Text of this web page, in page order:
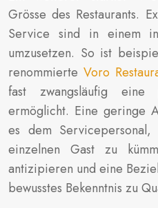
Grösse des Restaurants.
Service sind in einem
umzusetzen. So ist
renommierteVoro
fast zwangsläufig eine
ermöglicht. Eine geringe
es dem
einzelnen Gast zu
antizipieren und eine
bewusstes Bekenntnis zu